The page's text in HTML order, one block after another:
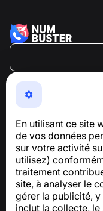
En utilisant ce site
de vos données
sur votre activité
utilisez)
traitement
site, à analyser le
gérer la publicité,
inclut la collecte, le
NumBuster ©
Une application
les arnaques
Pour toute question
Centre d’aide
Actualités et articles
À propos du projet